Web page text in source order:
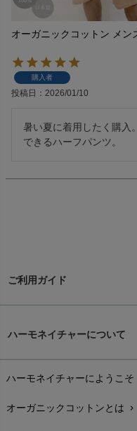
オーガニックコットン メン
購入者
投稿日 2026/01/10
暑い夏に着用したく購入
できるハーフパンツ。
ご利用ガイド
配送と送料chevron_right
在庫状況と発送予定chevron_right
ハーモネイチャーについて
ハーモネイチャーにようこそ
オーガニックコットンとは chevron_right